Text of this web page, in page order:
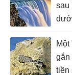
sau
gắn
tiền